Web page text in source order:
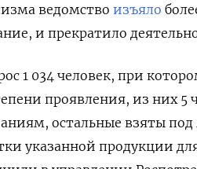
ведомство изъяло
и прекратило
1 034 человек, при
проявления, из них 5
остальные взяты
указанной продукции